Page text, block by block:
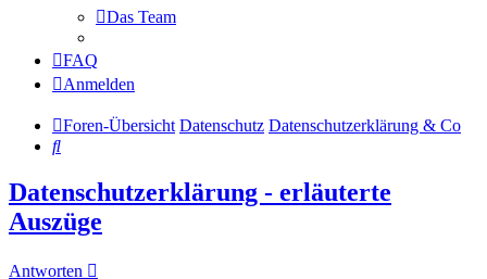
Das Team
FAQ
Anmelden
Foren-Übersicht Datenschutz Datenschutzerklärung & Co
Suche
Datenschutzerklärung - erläuterte
Auszüge
Antworten